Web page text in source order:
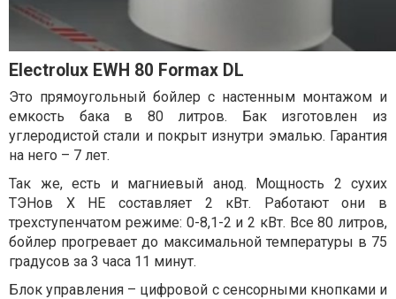
Electrolux EWH 80 Formax DL
Это прямоугольный бойлер с настенным монтажом и
емкость бака в 80 литров. Бак изготовлен из
углеродистой стали и покрыт изнутри эмалью. Гарантия
на него – 7 лет.
Так же, есть и магниевый анод. Мощность 2 сухих
ТЭНов X HE составляет 2 кВт. Работают они в
трехступенчатом режиме: 0-8,1-2 и 2 кВт. Все 80 литров,
бойлер прогревает до максимальной температуры в 75
градусов за 3 часа 11 минут.
Блок управления – цифровой с сенсорными кнопками и